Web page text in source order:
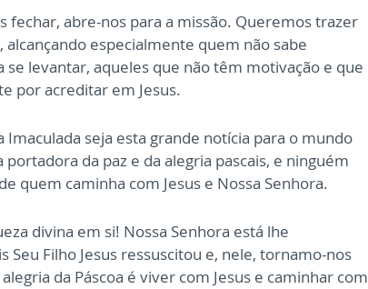
fechar, abre-nos para a missão. Queremos trazer
alcançando especialmente quem não sabe
se levantar, aqueles que não têm motivação e que
por acreditar em Jesus.
Imaculada seja esta grande notícia para o mundo
portadora da paz e da alegria pascais, e ninguém
quem caminha com Jesus e Nossa Senhora.
divina em si! Nossa Senhora está lhe
Filho Jesus ressuscitou e, nele, tornamo-nos
da Páscoa é viver com Jesus e caminhar com